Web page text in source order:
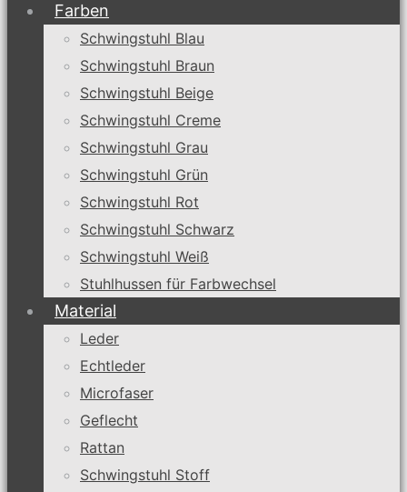
Farben
Schwingstuhl Blau
Schwingstuhl Braun
Schwingstuhl Beige
Schwingstuhl Creme
Schwingstuhl Grau
Schwingstuhl Grün
Schwingstuhl Rot
Schwingstuhl Schwarz
Schwingstuhl Weiß
Stuhlhussen für Farbwechsel
Material
Leder
Echtleder
Microfaser
Geflecht
Rattan
Schwingstuhl Stoff